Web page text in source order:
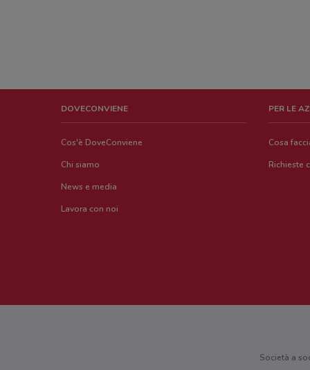
DOVECONVIENE
Cos'è DoveConviene
Chi siamo
News e media
Lavora con noi
PER LE
Cosa
Richieste
Società a